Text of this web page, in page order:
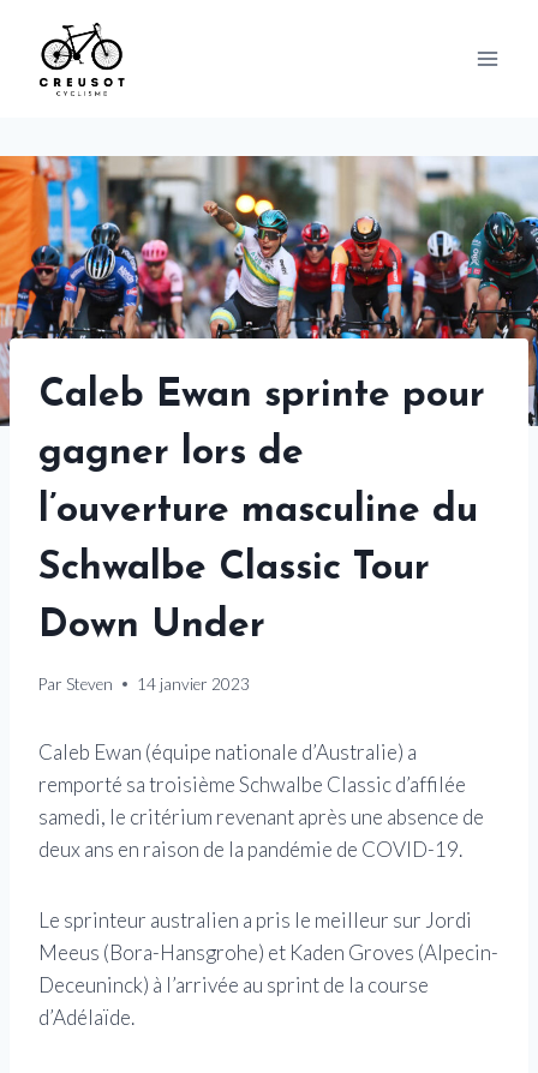
content
Caleb Ewan sprinte pour
gagner lors de
l’ouverture masculine du
Schwalbe Classic Tour
Down Under
Par Steven 14 janvier 2023
Caleb Ewan (équipe nationale d’Australie) a
remporté sa troisième Schwalbe Classic d’affilée
samedi, le critérium revenant après une absence de
deux ans en raison de la pandémie de COVID-19.
Le sprinteur australien a pris le meilleur sur Jordi
Meeus (Bora-Hansgrohe) et Kaden Groves (Alpecin-
Deceuninck) à l’arrivée au sprint de la course
d’Adélaïde.